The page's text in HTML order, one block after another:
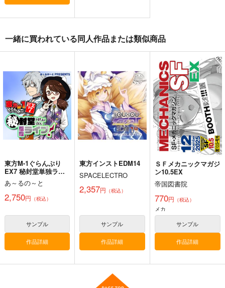
東方剛欲異聞～水没し
た沈愁地獄
黄昏フロンティア
2,200円（税込）
東方Project
サンプル
カート
東方紅魔郷～
the Embodiment of
Scarlet Devil～
上海アリス幻樂団
1,100 円（税込）
東方Project
サンプル
カート
Clutch Shooter #05
1,430円（税込）
東方Project
十六夜 咲夜
サンプル
カート
必然のカタストロフィ
一緒に買われている同人作品または類似商品
東方M-1ぐらんぷり
EX7 秘封堂単独ライ
ブ！
あ～るの～と
2,750円 （税込）
サンプル
作品詳細
東方インストEDM14
SPACELECTRO
2,357円 （税込）
サンプル
作品詳細
ＳＦメカニックマガジ
ン10.5EX
帝国図書院
770円 （税込）
メカ
サンプル
作品詳細